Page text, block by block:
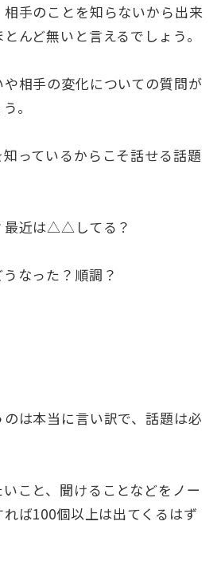
手のことを知らないから出来
んど無いと言えるでしょう。
相手の変化についての質問が
。
っているからこそ話せる話題
近は△△してる？
なった？順調？
は本当に言い訳で、話題は必
こと、聞けることなどをノー
ば100個以上は出てくるはず